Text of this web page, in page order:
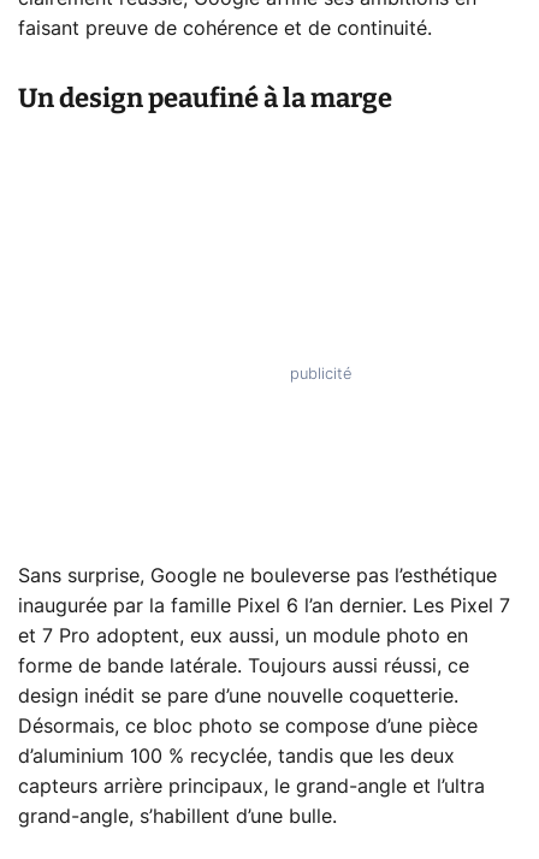
faisant preuve de cohérence et de continuité.
Un design peaufiné à la marge
Sans surprise, Google ne bouleverse pas l’esthétique
inaugurée par la famille Pixel 6 l’an dernier. Les Pixel 7
et 7 Pro adoptent, eux aussi, un module photo en
forme de bande latérale. Toujours aussi réussi, ce
design inédit se pare d’une nouvelle coquetterie.
Désormais, ce bloc photo se compose d’une pièce
d’aluminium 100 % recyclée, tandis que les deux
capteurs arrière principaux, le grand-angle et l’ultra
grand-angle, s’habillent d’une bulle.